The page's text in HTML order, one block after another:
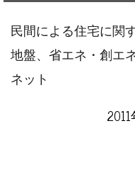
民間による住宅に関
地盤、省エネ・創エ
ネット